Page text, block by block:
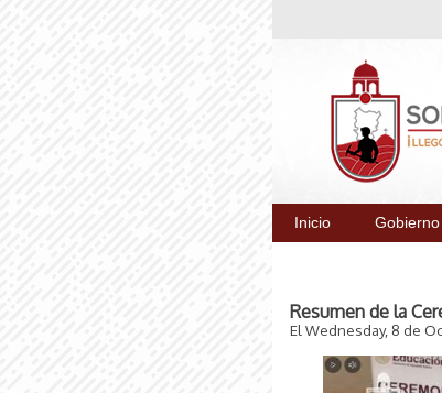
Inicio Gobierno
Resumen de la
El Wednesday, 8 de